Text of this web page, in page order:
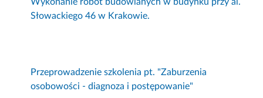
Słowackiego 46 w Krakowie.
Przeprowadzenie szkolenia pt. "Zaburzenia
osobowości - diagnoza i postępowanie"